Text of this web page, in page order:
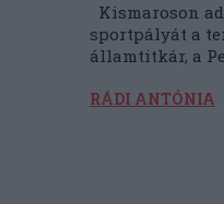
Kismaroson
sportpályát a
államtitkár, a
RÁDI ANTÓNIA